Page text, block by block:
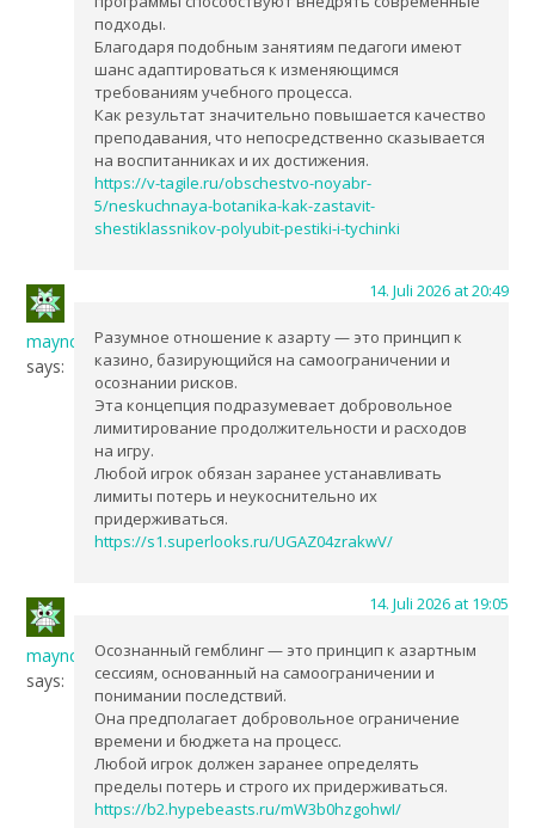
подходы.
Благодаря подобным занятиям педагоги имеют
шанс адаптироваться к изменяющимся
требованиям учебного процесса.
Как результат значительно повышается качество
преподавания, что непосредственно сказывается
на воспитанниках и их достижения.
https://v-tagile.ru/obschestvo-noyabr-
5/neskuchnaya-botanika-kak-zastavit-
shestiklassnikov-polyubit-pestiki-i-tychinki
14. Juli 2026 at 20:49
maync
says:
Разумное отношение к азарту — это принцип к
казино, базирующийся на самоограничении и
осознании рисков.
Эта концепция подразумевает добровольное
лимитирование продолжительности и расходов
на игру.
Любой игрок обязан заранее устанавливать
лимиты потерь и неукоснительно их
придерживаться.
https://s1.superlooks.ru/UGAZ04zrakwV/
14. Juli 2026 at 19:05
maync
says:
Осознанный гемблинг — это принцип к азартным
сессиям, основанный на самоограничении и
понимании последствий.
Она предполагает добровольное ограничение
времени и бюджета на процесс.
Любой игрок должен заранее определять
пределы потерь и строго их придерживаться.
https://b2.hypebeasts.ru/mW3b0hzgohwI/